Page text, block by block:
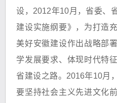
设，2012年10月，省委、
建设实施纲要》，为打造
美好安徽建设作出战略部
学发展要求、体现时代特
省建设之路。2016年10月
要坚持社会主义先进文化